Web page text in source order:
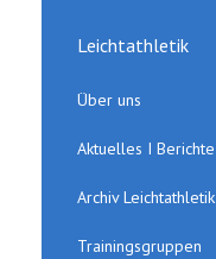
Leichtathletik
Über uns
Aktuelles I Berichte
Archiv Leichtathletik
Trainingsgruppen